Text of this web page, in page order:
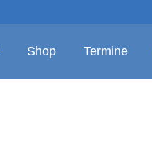
Shop Termine